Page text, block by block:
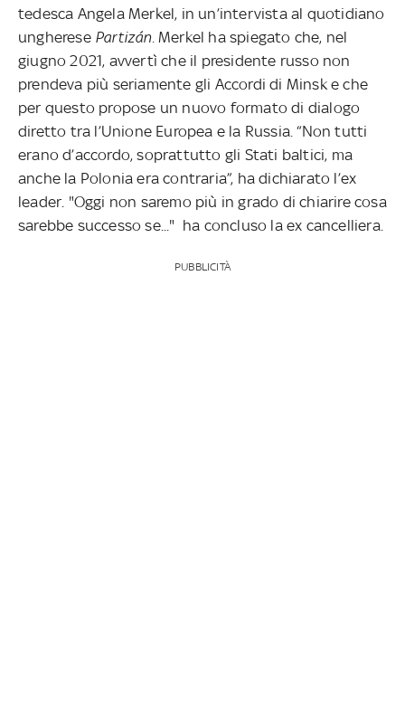
tedesca Angela Merkel, in un’intervista al quotidiano
ungherese Partizán. Merkel ha spiegato che, nel
giugno 2021, avvertì che il presidente russo non
prendeva più seriamente gli Accordi di Minsk e che
per questo propose un nuovo formato di dialogo
diretto tra l’Unione Europea e la Russia. “Non tutti
erano d’accordo, soprattutto gli Stati baltici, ma
anche la Polonia era contraria”, ha dichiarato l’ex
leader. "Oggi non saremo più in grado di chiarire cosa
sarebbe successo se..." ha concluso la ex cancelliera.
PUBBLICITÀ